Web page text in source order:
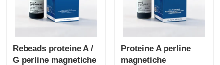
Rebeads proteine A /
G perline magnetiche
Proteine A perline
magnetiche